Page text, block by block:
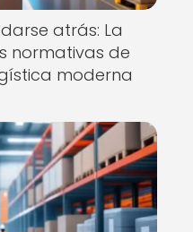
atrás: La
normativas de
moderna